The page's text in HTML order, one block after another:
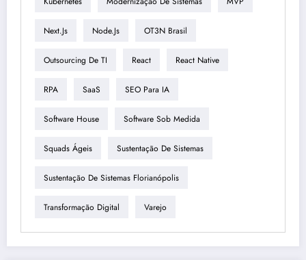
Next.js Node.js OT3N Brasil
Outsourcing De TI React React Native
RPA SaaS SEO Para IA
Software House Software Sob Medida
Squads Ágeis Sustentação De Sistemas
Sustentação De Sistemas Florianópolis
Transformação Digital Varejo